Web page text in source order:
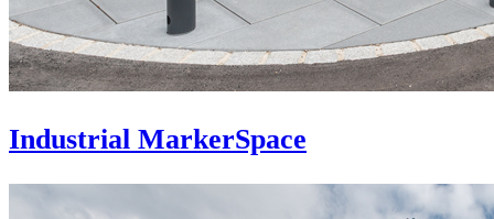
Industrial MarkerSpace